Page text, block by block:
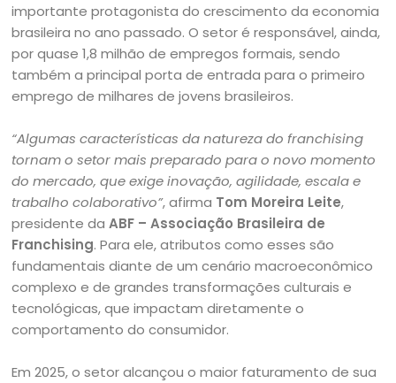
importante protagonista do crescimento da economia
brasileira no ano passado. O setor é responsável, ainda,
por quase 1,8 milhão de empregos formais, sendo
também a principal porta de entrada para o primeiro
emprego de milhares de jovens brasileiros.
“Algumas características da natureza do franchising
tornam o setor mais preparado para o novo momento
do mercado, que exige inovação, agilidade, escala e
trabalho colaborativo”, afirma Tom Moreira Leite,
presidente daABF – Associação Brasileira de
Franchising. Para ele, atributos como esses são
fundamentais diante de um cenário macroeconômico
complexo e de grandes transformações culturais e
tecnológicas, que impactam diretamente o
comportamento do consumidor.
Em 2025, o setor alcançou o maior faturamento de sua